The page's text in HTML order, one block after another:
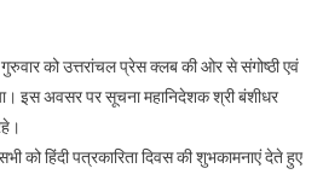
के
बजाए
प्रिय
गुरुवार को उत्तरांचल प्रेस क्लब की ओर से संगोष्ठी एवं
इस अवसर पर सूचना महानिदेशक श्री बंशीधर
को हिंदी पत्रकारिता दिवस की शुभकामनाएं देते हुए